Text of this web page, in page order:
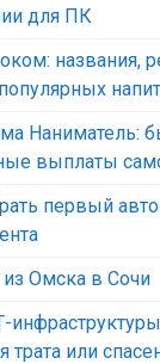
для ПК
названия,
Наниматель:
выплаты
первый
Омска в Сочи
трата или